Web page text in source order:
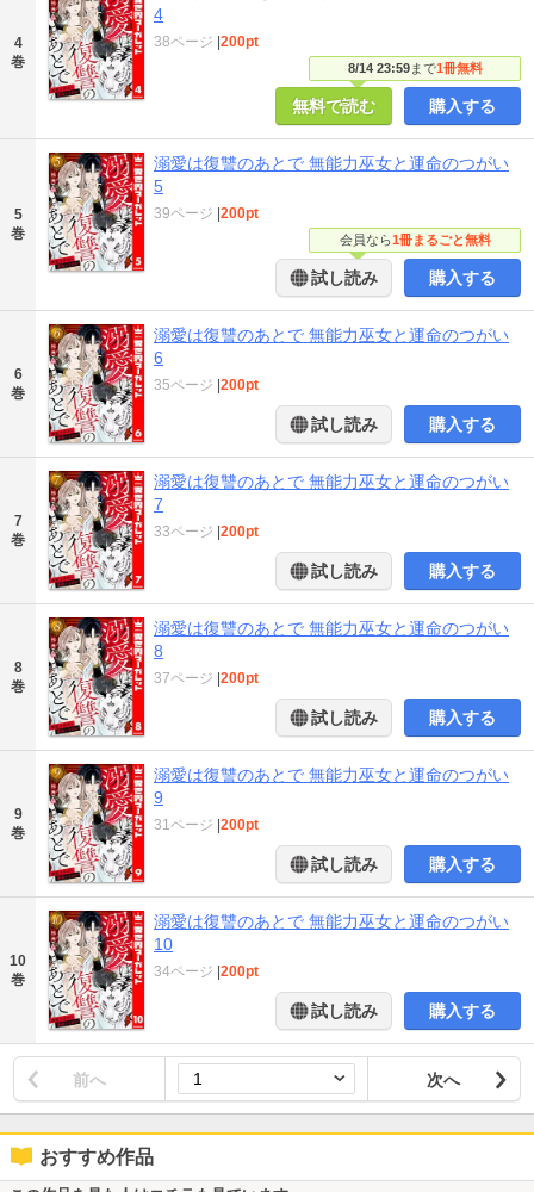
4
巻
4
8/14 23:59まで1冊無料
38ページ |200pt
無料で読む 購入する
5
巻
溺愛は復讐のあとで 無能力巫女と運命のつがい
5
会員なら1冊まるごと無料
39ページ |200pt
試し読み 購入する
6
巻
溺愛は復讐のあとで 無能力巫女と運命のつがい
6
35ページ |200pt
試し読み 購入する
7
巻
溺愛は復讐のあとで 無能力巫女と運命のつがい
7
33ページ |200pt
試し読み 購入する
8
巻
溺愛は復讐のあとで 無能力巫女と運命のつがい
8
37ページ |200pt
試し読み 購入する
9
巻
溺愛は復讐のあとで 無能力巫女と運命のつがい
9
31ページ |200pt
試し読み 購入する
10
巻
溺愛は復讐のあとで 無能力巫女と運命のつがい
10
34ページ |200pt
試し読み 購入する
前へ 次へ
おすすめ作品